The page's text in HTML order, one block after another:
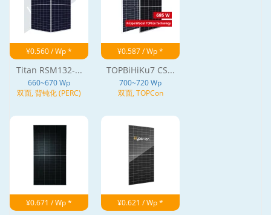
¥0.560 / Wp *
Titan RSM132-...
660~670 Wp
双面, 背钝化 (PERC)
¥0.587 / Wp *
TOPBiHiKu7 CS...
700~720 Wp
双面, TOPCon
¥0.671 / Wp * ¥0.621 / Wp *